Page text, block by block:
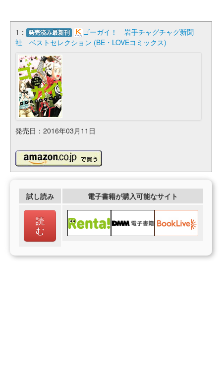
1： 発売済み最新刊
ゴーガイ！ 岩手チャグチャグ新聞
社 ベストセレクション (BE・LOVEコミックス)
発売日：2016年03月11日
試し読み 電子書籍が購入可能なサイト
読
む